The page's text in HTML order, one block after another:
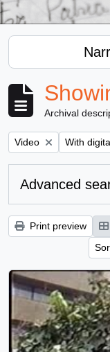
Archival
Remove filter:
Video Remove
With
Advanced
Print preview